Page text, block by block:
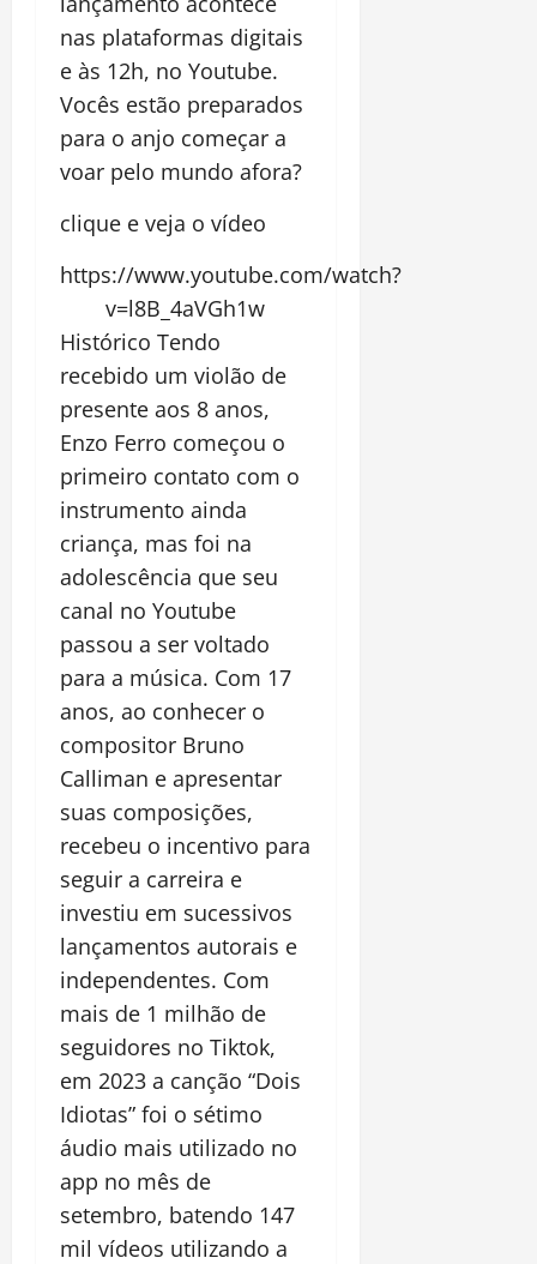
nas plataformas digitais
e às 12h, no Youtube.
Vocês estão preparados
para o anjo começar a
voar pelo mundo afora?
clique e veja o vídeo
https://www.youtube.com/watch?
v=l8B_4aVGh1w
Histórico Tendo
recebido um violão de
presente aos 8 anos,
Enzo Ferro começou o
primeiro contato com o
instrumento ainda
criança, mas foi na
adolescência que seu
canal no Youtube
passou a ser voltado
para a música. Com 17
anos, ao conhecer o
compositor Bruno
Calliman e apresentar
suas composições,
recebeu o incentivo para
seguir a carreira e
investiu em sucessivos
lançamentos autorais e
independentes. Com
mais de 1 milhão de
seguidores no Tiktok,
em 2023 a canção “Dois
Idiotas” foi o sétimo
áudio mais utilizado no
app no mês de
setembro, batendo 147
mil vídeos utilizando a